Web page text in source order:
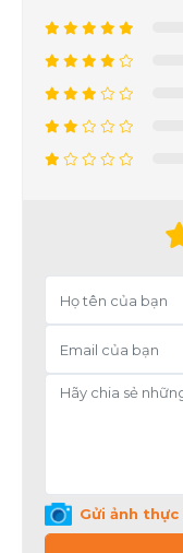
Gửi ảnh thực